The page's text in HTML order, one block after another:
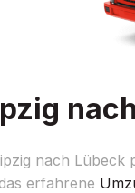
nach
erfahrene